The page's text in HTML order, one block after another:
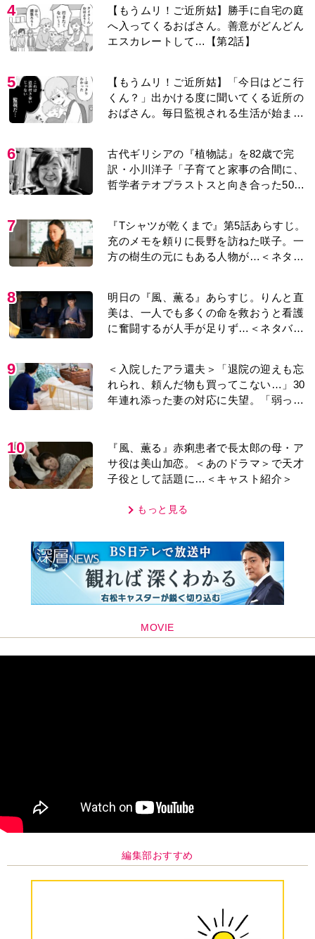
4
【もうムリ！ご近所姑】勝手に自宅の庭
へ入ってくるおばさん。善意がどんどん
エスカレートして…【第2話】
5
【もうムリ！ご近所姑】「今日はどこ行
くん？」出かける度に聞いてくる近所の
おばさん。毎日監視される生活が始ま
6
古代ギリシアの『植物誌』を82歳で完
訳・小川洋子「子育てと家事の合間に、
哲学者テオプラストスと向き合った50
7
『Tシャツが乾くまで』第5話あらすじ。
充のメモを頼りに長野を訪ねた咲子。一
方の樹生の元にもある人物が…＜ネタバ
8
明日の『風、薫る』あらすじ。りんと直
美は、一人でも多くの命を救おうと看護
に奮闘するが人手が足りず…＜ネタバレ
9
＜入院したアラ還夫＞「退院の迎えも忘
れられ、頼んだ物も買ってこない…」30
年連れ添った妻の対応に失望。「弱った
10
『風、薫る』赤痢患者で長太郎の母・ア
サ役は美山加恋。＜あのドラマ＞で天才
子役として話題に…＜キャスト紹介＞
もっと見る
MOVIE
編集部おすすめ